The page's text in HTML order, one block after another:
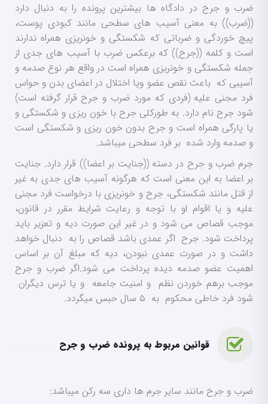
ضرب و جرح در دادگاه ها بیشترین پرونده را به دنبال دارد
((ضرب)) به معنی آسیب های سطحی مانند کبودی پوست،
پیچ خوردگی و ضرباتی که شکستگی و خونریزی همراه ندارند
است و کلمه ((جرح)) که برعکس ضرب با آسیب های جدی از
جمله شکستگی و خونریزی همراه است در واقع هر نوع صدمه و
آسیبی که باعث نقص عضو ویا اختلال در اعضای بدن و حواس
فرد مجنی علیه (فردی که مورد ضرب و جرح قرار گرفته است)
شود جرح نام دارد. به طورکلی جرح با خون ریزی و شکستگی و
یا پارگی همراه است و جرح بدون خون ریزی و شکستگی است
و صدمه وارد شده بر فرد سطحی میباشد.
جرم ضرب و جرح در دسته ((جنایت بر اعضا)) قرار دارد. جنایت
بر اعضا به این معنی است که هرگونه آسیب های جدی به غیر
از قتل مانند شکستگی، جرح و خونریزی با درخواست فرد مجنی
علیه و یا اقوام او با توجه و رعایت شرایط مقرر در قانون،
موجب قصاص می شود و در غیر این صورت دیه و تعزیر باید
پرداخت شود. جرح اگر عمدی باشد قصاص را به دنبال خواهد
داشت و در صورت عمدی نبودن، دیه که مبلغ آن بر اساس
اهمیت عضو صدمه دیده پرداخت می شود.اگر ضرب و جرح
موجب برهم خوردن نظم و امنیت جامعه و یا ترس دیگران
شود فرد خاطی محکوم به ۵ سال حبس میگردد.
قوانین مربوط به پرونده ضرب و جرح
ضرب و جرح مانند سایر جرم ها داری سه رکن میباشد: